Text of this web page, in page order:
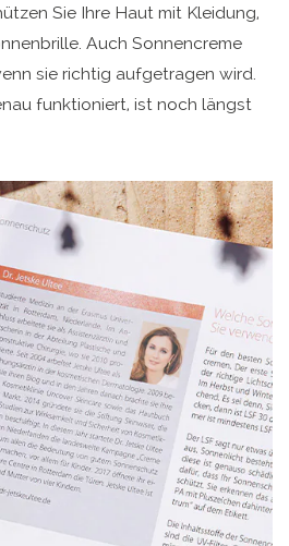
Sie Ihre Haut mit Kleidung,
Auch Sonnencreme
sie richtig aufgetragen wird.
funktioniert, ist noch längst